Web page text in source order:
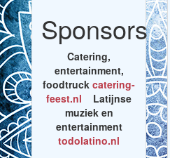
Sponsors
Catering,
entertainment,
foodtruck catering-
feest.nl Latijnse
muziek en
entertainment
todolatino.nl